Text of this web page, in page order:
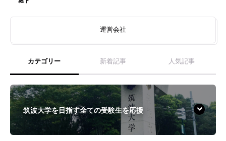
運営会社
カテゴリー 新着記事 人気記事
筑波大学を目指す全ての受験生を応援